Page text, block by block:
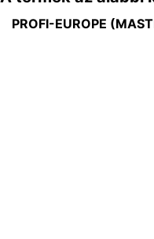
PROFI-EUROPE